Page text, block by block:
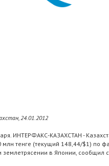
24.01.2012
ИНТЕРФАКС-КАЗАХСТАН -
млн тенге (текущий 148,44/$1) по
землетрясении в Японии, сообщил